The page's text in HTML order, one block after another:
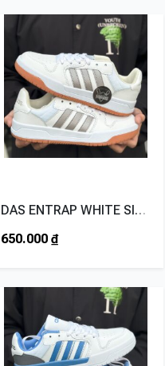
DAS ENTRAP WHITE SILVER
650.000 ₫